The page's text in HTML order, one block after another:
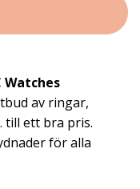
Watches
av ringar,
till ett bra pris.
för alla